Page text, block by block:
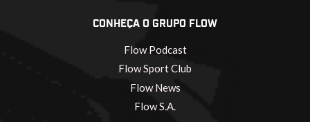
CONHEÇA O GRUPO FLOW
Flow Podcast
Flow Sport Club
Flow News
Flow S.A.